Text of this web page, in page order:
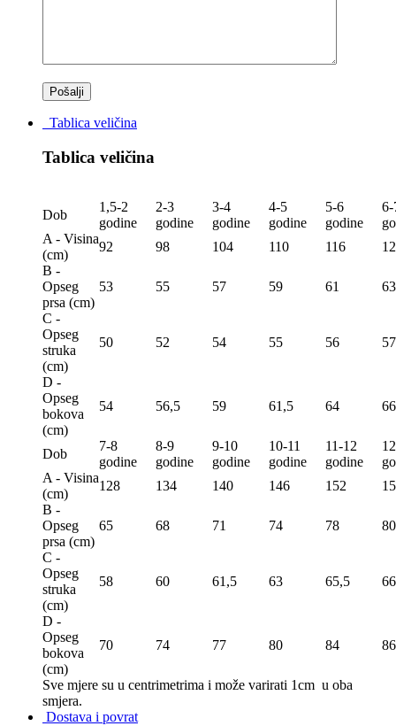
Tablica veličina
Tablica veličina
Dob
1,5-2
godine
2-3
godine
3-4
godine
4-5
godine
5-6
godine
6-
A - Visina
(сm)
92 98 104 110 116
B -
Opseg
prsa (сm)
53 55 57 59 61 63
C -
Opseg
struka
(сm)
50 52 54 55 56 57
D -
Opseg
bokova
(сm)
54 56,5 59 61,5 64 66
Dob
7-8
godine
8-9
godine
9-10
godine
10-11
godine
11-12
godine
A - Visina
(сm)
128 134 140 146 152
B -
Opseg
prsa (сm)
65 68 71 74 78 80
C -
Opseg
struka
(сm)
58 60 61,5 63 65,5
D -
Opseg
bokova
(сm)
70 74 77 80 84 86
Sve mjere su u centrimetrima i može varirati 1cm u oba
smjera.
Dostava i povrat